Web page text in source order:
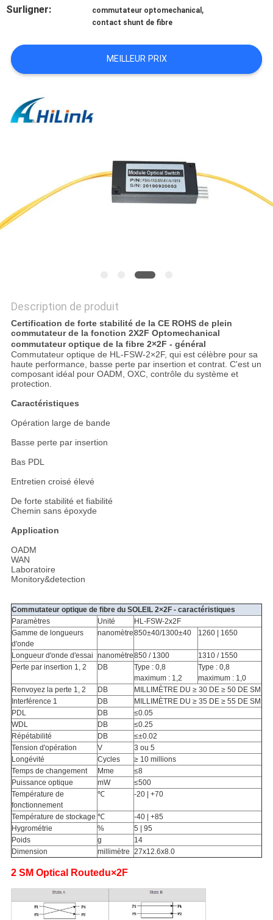
NOUS
CONTACTER
NOUVELLES
LES
DEMANDEZ
UN DEVIS
POLITIQUE
DE
CONFIDENTIALITÉ
Surligner: commutateur optomechanical ,
contact shunt de fibre
MEILLEUR PRIX
Description de produit
Certification de forte stabilité de la CE ROHS de plein
commutateur de la fonction 2X2F Optomechanical
commutateur optique de la fibre 2×2F - général
Commutateur optique de HL-FSW-2×2F, qui est célèbre pour sa
haute performance, basse perte par insertion et contrat. C'est un
composant idéal pour OADM, OXC, contrôle du système et
protection.
Caractéristiques
Opération large de bande
Basse perte par insertion
Bas PDL
Entretien croisé élevé
De forte stabilité et fiabilité
Chemin sans époxyde
Application
OADM
WAN
Laboratoire
Monitory&detection
Commutateur optique de fibre du SOLEIL 2×2F - caractéristiques
Paramètres
Unité
HL-FSW-2x2F
Gamme de longueurs
d'onde
nanomètre850±40/1300±40 1260 | 1650
Longueur d'onde d'essai nanomètre850 / 1300
1310 / 1550
Perte par insertion 1, 2
DB
Type : 0,8
maximum : 1,2
Type : 0,8
maximum : 1,0
Renvoyez la perte 1, 2
DB
MILLIMÈTRE DU ≥ 30 DE ≥ 50 DE SM
Interférence 1
DB
MILLIMÈTRE DU ≥ 35 DE ≥ 55 DE SM
PDL
DB
≤0.05
WDL
DB
≤0.25
Répétabilité
DB
≤±0.02
Tension d'opération
V
3 ou 5
Longévité
Cycles
≥ 10 millions
Temps de changement
Mme
≤8
Puissance optique
mW
≤500
Température de
fonctionnement
℃ -20 | +70
Température de stockage ℃
-40 | +85
Hygrométrie
%
5 | 95
Poids
g
14
Dimension
millimètre 27x12.6x8.0
2SM Optical Routedu×2F